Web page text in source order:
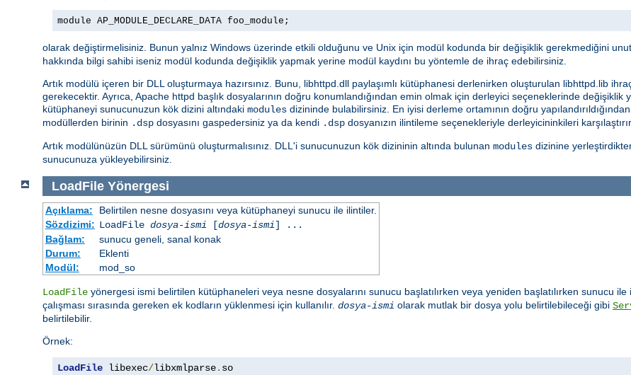
module AP_MODULE_DECLARE_DATA foo_module;
olarak değiştirmelisiniz. Bunun yalnız Windows üzerinde etkili olduğunu ve Unix için modül kodunda bir değişiklik gerekmediğini
hakkında bilgi sahibi iseniz modül kodunda değişiklik yapmak yerine modül kaydını bu yöntemle de ihraç edebilirsiniz.
Artık modülü içeren bir DLL oluşturmaya hazırsınız. Bunu, libhttpd.dll paylaşımlı kütüphanesi derlenirken oluşturulan libhttpd.lib
gerekecektir. Ayrıca, Apache httpd başlık dosyalarının doğru konumlandığından emin olmak için derleyici seçeneklerinde değişiklik
kütüphaneyi sunucunuzun kök dizini altındaki modules dizininde bulabilirsiniz. En iyisi derleme ortamının doğru
modüllerden birinin .dsp dosyasını gaspedersiniz ya da kendi .dsp dosyanızın ilintileme seçenekleriyle derleyicininkileri
Artık modülünüzün DLL sürümünü oluşturmalısınız. DLL'i sunucunuzun kök dizininin altında bulunan modules dizinine
sunucunuza yükleyebilirsiniz.
LoadFileYönergesi
Açıklama:
Belirtilen nesne dosyasını veya kütüphaneyi sunucu ile ilintiler.
Sözdizimi: LoadFile dosya-ismi [dosya-ismi] ...
Bağlam:
sunucu geneli, sanal konak
Durum:
Eklenti
Modül:
mod_so
LoadFile yönergesi ismi belirtilen kütüphaneleri veya nesne dosyalarını sunucu başlatılırken veya yeniden başlatılırken sunucu
çalışması sırasında gereken ek kodların yüklenmesi için kullanılır. dosya-ismi olarak mutlak bir dosya yolu belirtilebileceği gibi
belirtilebilir.
Örnek:
LoadFile libexec/libxmlparse. so